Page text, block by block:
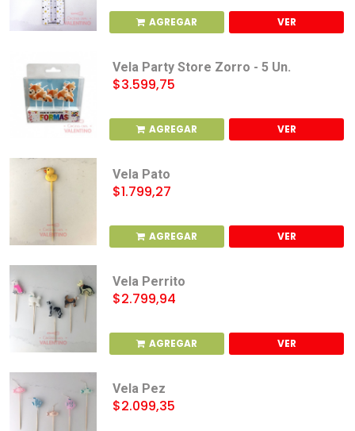
AGREGAR VER
Vela Party Store Zorro - 5 Un.
$3.599,75
AGREGAR VER
Vela Pato
$1.799,27
AGREGAR VER
Vela Perrito
$2.799,94
AGREGAR VER
Vela Pez
$2.099,35